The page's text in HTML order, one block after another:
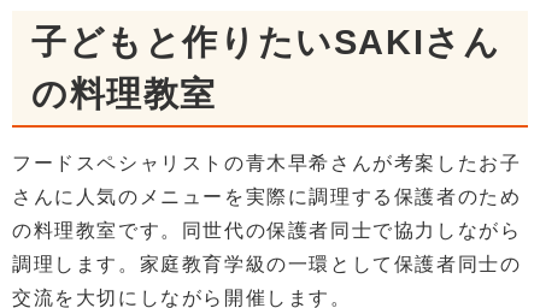
子どもと作りたいSAKIさん
の料理教室
フードスペシャリストの青木早希さんが考案したお子
さんに人気のメニューを実際に調理する保護者のため
の料理教室です。同世代の保護者同士で協力しながら
調理します。家庭教育学級の一環として保護者同士の
交流を大切にしながら開催します。